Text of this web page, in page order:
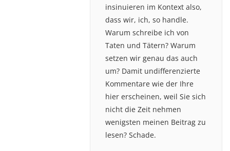
insinuieren im Kontext also,
dass wir, ich, so handle.
Warum schreibe ich von
Taten und Tätern? Warum
setzen wir genau das auch
um? Damit undifferenzierte
Kommentare wie der Ihre
hier erscheinen, weil Sie sich
nicht die Zeit nehmen
wenigsten meinen Beitrag zu
lesen? Schade.